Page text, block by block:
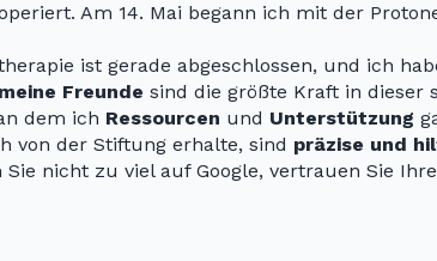
Am 14. Mai begann ich mit der
ist gerade abgeschlossen, und ich
Freunde sind die größte Kraft in dieser
dem ich Ressourcen und Unterstützung
von der Stiftung erhalte, sind präzise und
nicht zu viel auf Google, vertrauen Sie